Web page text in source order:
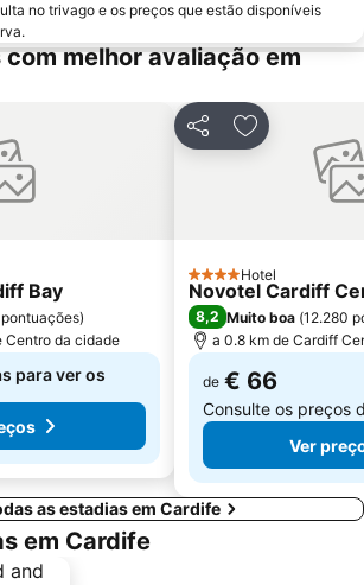
no trivago e os preços que estão disponíveis
com melhor avaliação em
favoritos
Bay
pontuações)
Centro da cidade
para ver os
PartilharAdicionar
4 Estrelas
Hotel
Novotel Cardiff
8,2 Muito boa (12.280
a 0.8 km de Cardiff
de € 66
Consulte os preços
Ver
as estadias em Cardife
em Cardife